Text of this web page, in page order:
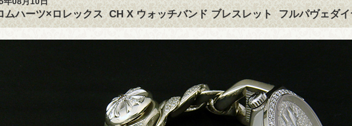
ムハーツ×ロレックス CH X ウォッチバンド ブレスレット フルパヴェダ